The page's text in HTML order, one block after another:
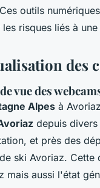
outils
risques liés à
des
vue des
Alpes à
depuis
et près des
ski Avoriaz.
mais aussi l'état